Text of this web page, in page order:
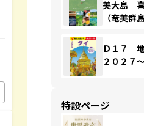
美大島
（奄美
Ｄ１７
２０２７
特設ページ